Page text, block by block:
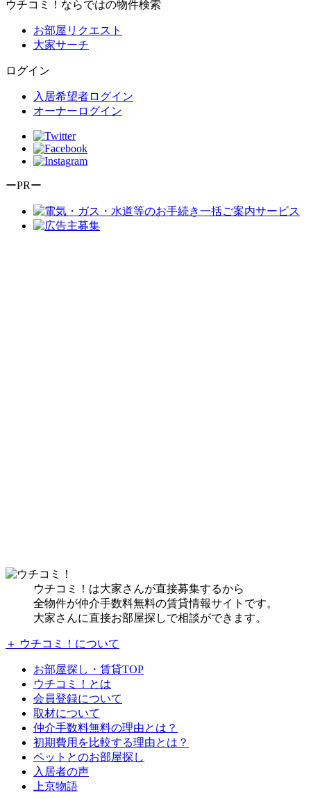
ウチコミ！ならではの物件検索
お部屋リクエスト
大家サーチ
ログイン
入居希望者ログイン
オーナーログイン
ーPRー
ウチコミ！は大家さんが直接募集するから
全物件が仲介手数料無料の賃貸情報サイトです。
大家さんに直接お部屋探しで相談ができます。
＋ ウチコミ！について
お部屋探し・賃貸TOP
ウチコミ！とは
会員登録について
取材について
仲介手数料無料の理由とは？
初期費用を比較する理由とは？
ペットとのお部屋探し
入居者の声
上京物語